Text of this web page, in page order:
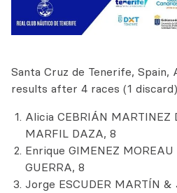
Santa Cruz de Tenerife, Spain,
results after 4 races (1
Alicia CEBRIÁN MARTINEZ
MARFIL DAZA, 8
Enrique GIMENEZ
GUERRA, 8
Jorge ESCUDER MARTÍN